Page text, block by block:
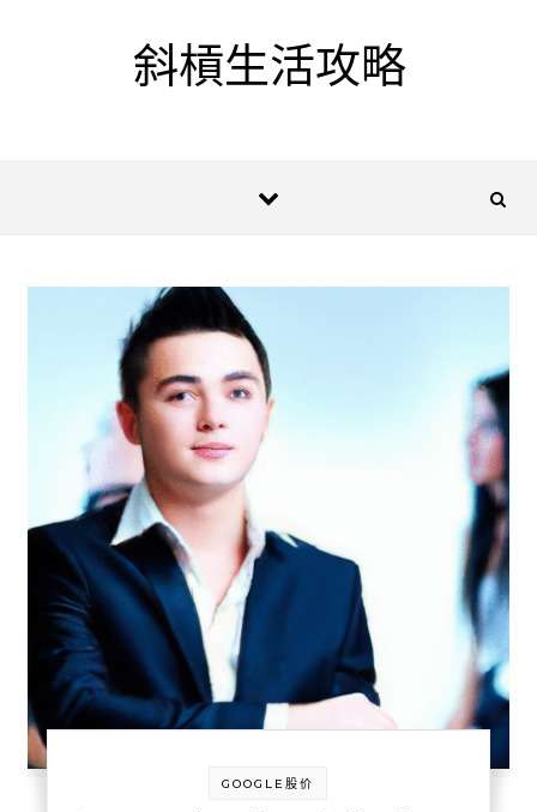
斜槓生活攻略
GOOGLE股价